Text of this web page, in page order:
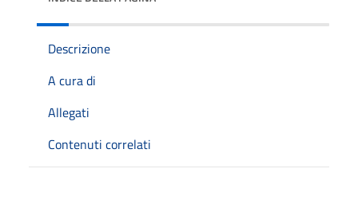
Descrizione
A cura di
Allegati
Contenuti correlati